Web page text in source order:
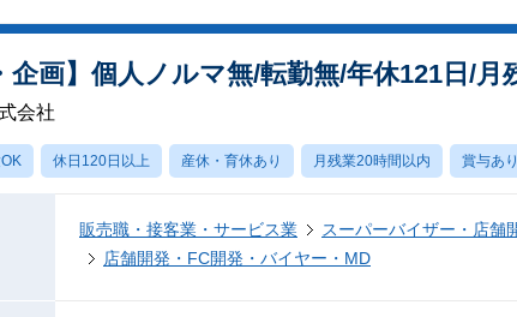
企画】個人ノルマ無/転勤無/年休121日/月
会社
休日120日以上 産休・育休あり 月残業20時間以内 賞与あり
販売職・接客業・サービス業
スーパーバイザー・店舗
店舗開発・FC開発・バイヤー・MD